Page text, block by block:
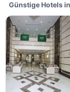
Günstige Hotels